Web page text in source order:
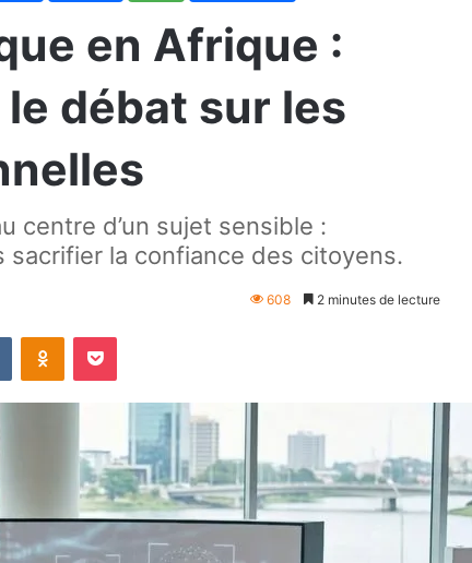
en Afrique :
débat sur les
centre d’un sujet sensible :
sacrifier la confiance des citoyens.
608 2 minutes de lecture
VKontakteOdnoklassniki
Pocket